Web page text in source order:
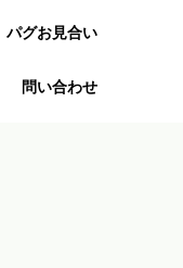
パグお見合い
問い合わせ